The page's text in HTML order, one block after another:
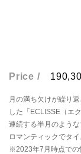
Price /
月の満ち欠けが繰り
した「ECLISSE（エ
連続する半月のよう
ロマンティックでタ
※2023年7月時点での